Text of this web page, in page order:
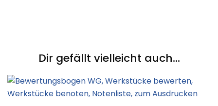
Dir gefällt vielleicht auch...